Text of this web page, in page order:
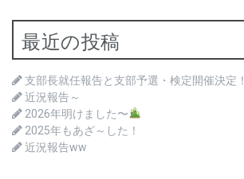
ビ
ゲ
ー
シ
ョ
ン
最近の投稿
支部長就任報告と支部予選・検定開催決定！
近況報告～
2026年明けました〜
2025年もあざ～した！
近況報告ww